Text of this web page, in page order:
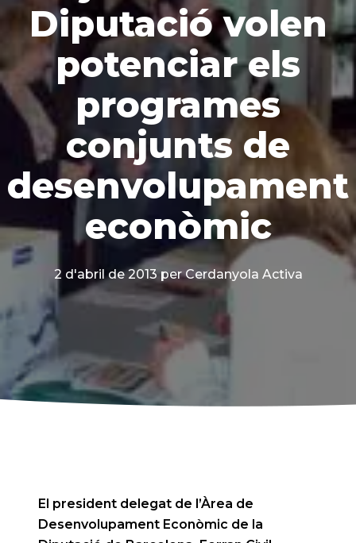
Diputació volen
potenciar els
programes
conjunts de
desenvolupament
econòmic
2 d'abril de 2013 per Cerdanyola Activa
El president delegat de l’Àrea de
Desenvolupament Econòmic de la